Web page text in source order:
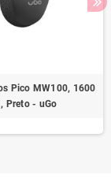
Pico MW100, 1600
Preto - uGo